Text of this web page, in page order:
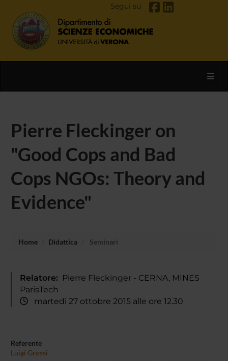
Segui su
Pierre Fleckinger on
"Good Cops and Bad
Cops NGOs: Theory and
Evidence"
Home Didattica Seminari
Relatore: Pierre Fleckinger - CERNA, MINES
ParisTech
martedì 27 ottobre 2015 alle ore 12.30
Referente
Luigi Grossi